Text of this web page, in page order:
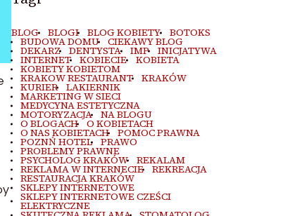
BLOG BLOGI BLOG KOBIETY BOTOKS
BUDOWA DOMU CIEKAWY BLOG
DEKARZ DENTYSTA IMP INICJATYWA
INTERNET KOBIECIE KOBIETA
KOBIETY KOBIETOM
KRAKOW RESTAURANT KRAKÓW
KURIER LAKIERNIK
MARKETING W SIECI
MEDYCYNA ESTETYCZNA
MOTORYZACJA NA BLOGU
O BLOGACH O KOBIETACH
O NAS KOBIETACH POMOC PRAWNA
POZNŃ HOTEL PRAWO
PROBLEMY PRAWNE
PSYCHOLOG KRAKÓW REKALAM
REKLAMA W INTERNECIE REKREACJA
RESTAURACJA KRAKÓW
SKLEPY INTERNETOWE
SKLEPY INTERNETOWE CZEŚCI
ELEKTRYCZNE